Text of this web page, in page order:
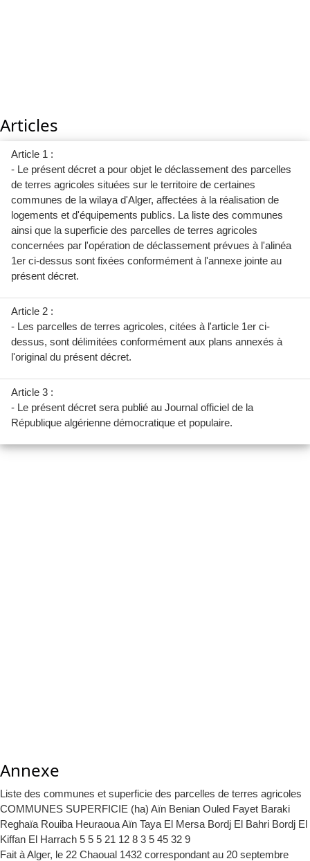
Articles
Article 1 :
- Le présent décret a pour objet le déclassement des parcelles
de terres agricoles situées sur le territoire de certaines
communes de la wilaya d'Alger, affectées à la réalisation de
logements et d'équipements publics. La liste des communes
ainsi que la superficie des parcelles de terres agricoles
concernées par l'opération de déclassement prévues à l'alinéa
1er ci-dessus sont fixées conformément à l'annexe jointe au
présent décret.
Article 2 :
- Les parcelles de terres agricoles, citées à l'article 1er ci-
dessus, sont délimitées conformément aux plans annexés à
l'original du présent décret.
Article 3 :
- Le présent décret sera publié au Journal officiel de la
République algérienne démocratique et populaire.
Annexe
Liste des communes et superficie des parcelles de terres agricoles
COMMUNES SUPERFICIE (ha) Aïn Benian Ouled Fayet Baraki
Reghaïa Rouiba Heuraoua Aïn Taya El Mersa Bordj El Bahri Bordj El
Kiffan El Harrach 5 5 5 21 12 8 3 5 45 32 9
Fait à Alger, le 22 Chaoual 1432 correspondant au 20 septembre